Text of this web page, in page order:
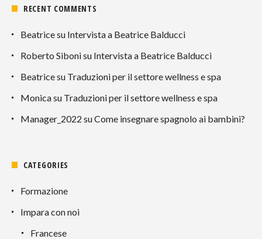
RECENT COMMENTS
Beatricesu Intervista a Beatrice Balducci
Roberto Sibonisu Intervista a Beatrice Balducci
Beatricesu Traduzioni per il settore wellness e spa
Monicasu Traduzioni per il settore wellness e spa
Manager_2022 suCome insegnare spagnolo ai bambini?
CATEGORIES
Formazione
Impara con noi
Francese